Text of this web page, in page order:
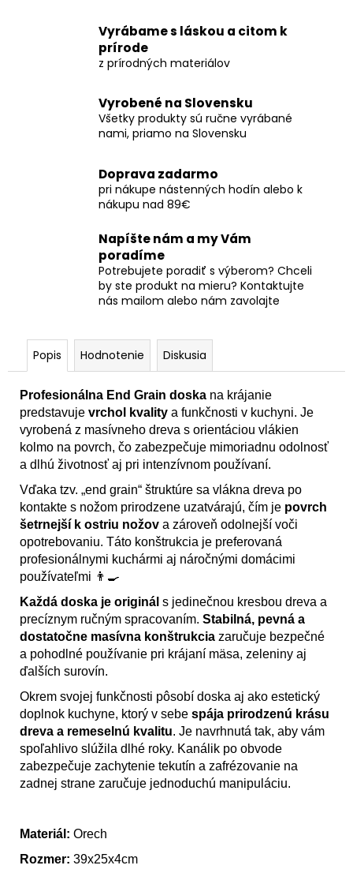
Vyrábame s láskou a citom k
prírode
z prírodných materiálov
Vyrobené na Slovensku
Všetky produkty sú ručne vyrábané
nami, priamo na Slovensku
Doprava zadarmo
pri nákupe nástenných hodín alebo k
nákupu nad 89€
Napíšte nám a my Vám
poradíme
Potrebujete poradiť s výberom? Chceli
by ste produkt na mieru? Kontaktujte
nás mailom alebo nám zavolajte
Popis Hodnotenie Diskusia
Profesionálna End Grain doska na krájanie
predstavuje vrchol kvality a funkčnosti v kuchyni. Je
vyrobená z masívneho dreva s orientáciou vlákien
kolmo na povrch, čo zabezpečuje mimoriadnu odolnosť
a dlhú životnosť aj pri intenzívnom používaní.
Vďaka tzv. „end grain“ štruktúre sa vlákna dreva po
kontakte s nožom prirodzene uzatvárajú, čím je povrch
šetrnejší k ostriu nožov a zároveň odolnejší voči
opotrebovaniu. Táto konštrukcia je preferovaná
profesionálnymi kuchármi aj náročnými domácimi
používateľmi 👨‍🍳
Každá doska je originál s jedinečnou kresbou dreva a
precíznym ručným spracovaním. Stabilná, pevná a
dostatočne masívna konštrukcia zaručuje bezpečné
a pohodlné používanie pri krájaní mäsa, zeleniny aj
ďalších surovín.
Okrem svojej funkčnosti pôsobí doska aj ako estetický
doplnok kuchyne, ktorý v sebe spája prirodzenú krásu
dreva a remeselnú kvalitu. Je navrhnutá tak, aby vám
spoľahlivo slúžila dlhé roky. Kanálik po obvode
zabezpečuje zachytenie tekutín a zafrézovanie na
zadnej strane zaručuje jednoduchú manipuláciu.
Materiál: Orech
Rozmer: 39x25x4cm